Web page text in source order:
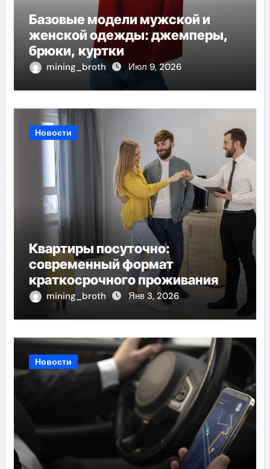
Базовые модели мужской и
женской одежды: джемперы,
брюки, куртки
mining_broth Июл 9, 2026
Новости
Квартиры посуточно:
современный формат
краткосрочного проживания
mining_broth Янв 3, 2026
Новости